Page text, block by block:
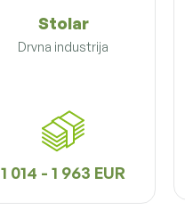
Stolar
Drvna industrija
1 014 - 1 963 EUR